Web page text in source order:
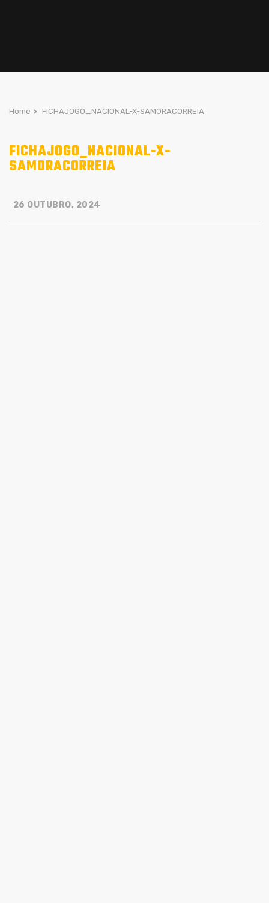
Home > FICHAJOGO_NACIONAL-X-SAMORACORREIA
FICHAJOGO_NACIONAL-X-
SAMORACORREIA
26 OUTUBRO, 2024